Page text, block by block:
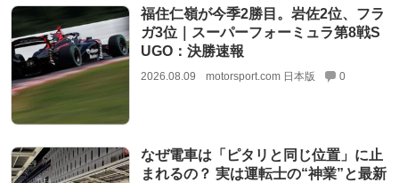
福住仁嶺が今季2勝目。岩佐2位、フラ
ガ3位｜スーパーフォーミュラ第8戦S
UGO：決勝速報
2026.08.09 motorsport.com 日本版 0
なぜ電車は「ピタリと同じ位置」に止
まれるの？ 実は運転士の“神業”と最新